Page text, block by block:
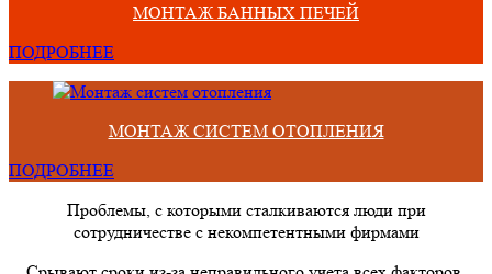
МОНТАЖ БАННЫХ ПЕЧЕЙ
ПОДРОБНЕЕ
МОНТАЖ СИСТЕМ ОТОПЛЕНИЯ
ПОДРОБНЕЕ
Проблемы, с которыми сталкиваются люди при
сотрудничестве с некомпетентными фирмами